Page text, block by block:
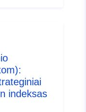
Tačiau
planavimo
bazines vertes
eismo valdymo.
indeksas